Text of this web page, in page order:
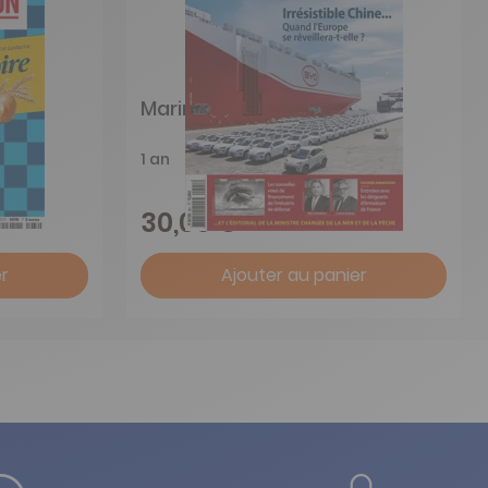
Marine et Océans
1 an
30,00 €
Ajouter au panier